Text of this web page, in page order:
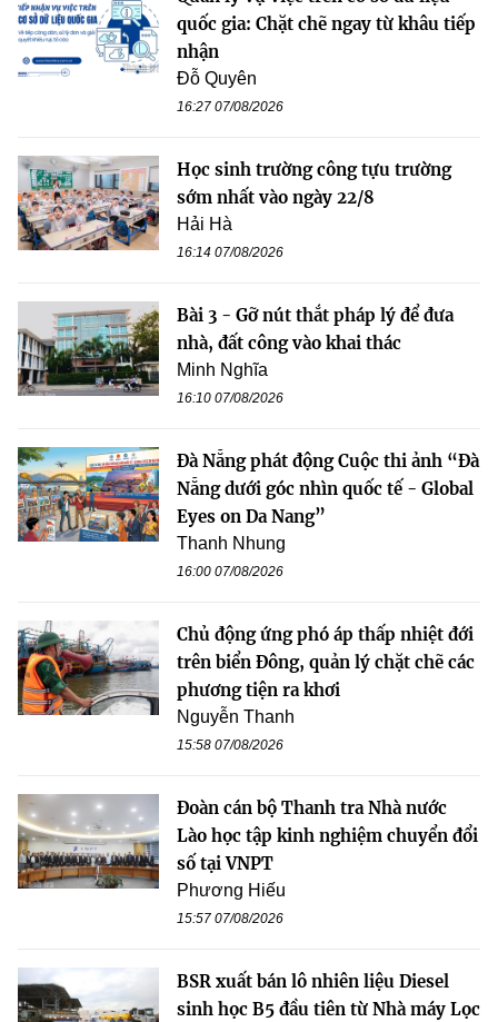
quốc gia: Chặt chẽ ngay từ khâu tiếp
nhận
Đỗ Quyên
16:27 07/08/2026
Học sinh trường công tựu trường
sớm nhất vào ngày 22/8
Hải Hà
16:14 07/08/2026
Bài 3 - Gỡ nút thắt pháp lý để đưa
nhà, đất công vào khai thác
Minh Nghĩa
16:10 07/08/2026
Đà Nẵng phát động Cuộc thi ảnh “Đà
Nẵng dưới góc nhìn quốc tế - Global
Eyes on Da Nang”
Thanh Nhung
16:00 07/08/2026
Chủ động ứng phó áp thấp nhiệt đới
trên biển Đông, quản lý chặt chẽ các
phương tiện ra khơi
Nguyễn Thanh
15:58 07/08/2026
Đoàn cán bộ Thanh tra Nhà nước
Lào học tập kinh nghiệm chuyển đổi
số tại VNPT
Phương Hiếu
15:57 07/08/2026
BSR xuất bán lô nhiên liệu Diesel
sinh học B5 đầu tiên từ Nhà máy Lọc